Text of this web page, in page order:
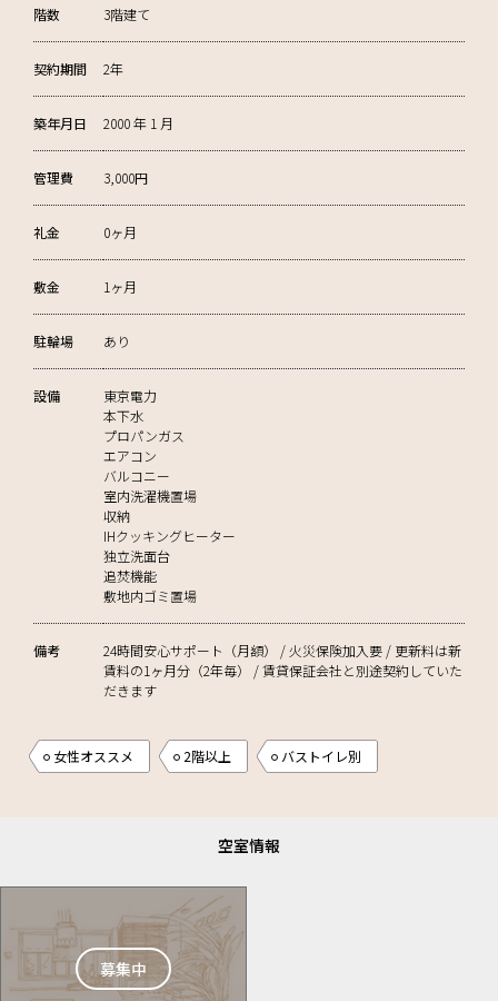
階数 3階建て
契約期間 2年
築年月日 2000 年 1 月
管理費 3,000円
礼金 0ヶ月
敷金 1ヶ月
駐輪場 あり
設備
東京電力
本下水
プロパンガス
エアコン
バルコニー
室内洗濯機置場
収納
IHクッキングヒーター
独立洗面台
追焚機能
敷地内ゴミ置場
備考
24時間安心サポート（月額） / 火災保険加入要 / 更新料は新
賃料の1ヶ月分（2年毎） / 賃貸保証会社と別途契約していた
だきます
女性オススメ 2階以上 バストイレ別
空室情報
募集中